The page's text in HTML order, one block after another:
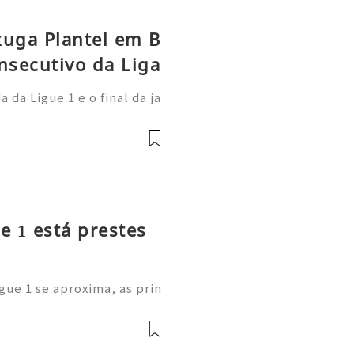
Plantel em B
da Liga
da Ligue 1 e o final da ja
afastou-se do anter
1 está prestes
1 se aproxima, as prin
a comprar os novos C